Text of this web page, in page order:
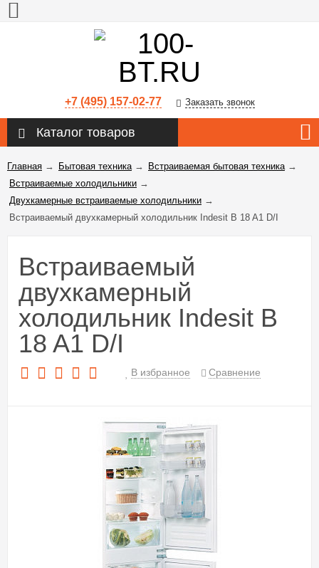
+7 (495) 157-02-77 Заказать звонок
Каталог товаров
Главная → Бытовая техника→ Встраиваемая бытовая техника→
Встраиваемые холодильники →
Двухкамерные встраиваемые холодильники →
Встраиваемый двухкамерный холодильник Indesit B 18 A1 D/I
Встраиваемый
двухкамерный
холодильник Indesit B
18 A1 D/I
В избранное Сравнение